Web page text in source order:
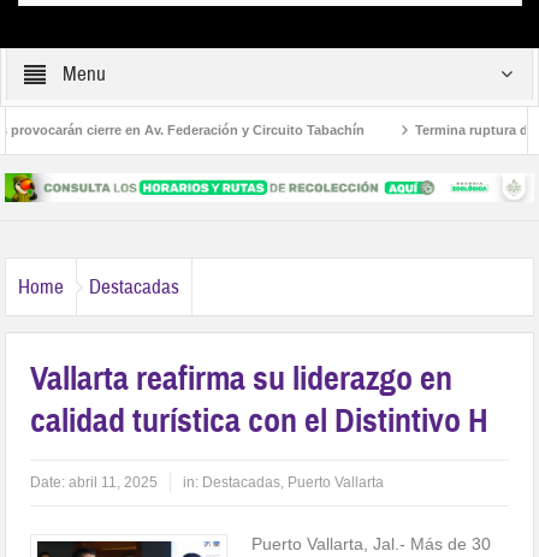
Menu
cierre en Av. Federación y Circuito Tabachín Termina ruptura
robo a Karely Ruiz
Home Destacadas
Vallarta reafirma su liderazgo en
calidad turística con el Distintivo H
Date:abril 11, 2025 in: Destacadas, Puerto Vallarta
Puerto Vallarta, Jal.- Más de 30